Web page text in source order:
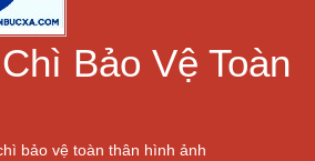
Bảo Vệ Toàn
bảo vệ toàn thân hình ảnh